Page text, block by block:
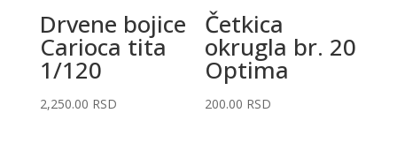
Drvene bojice
Carioca tita
1/120
2,250.00 RSD
Četkica
okrugla br. 20
Optima
200.00 RSD